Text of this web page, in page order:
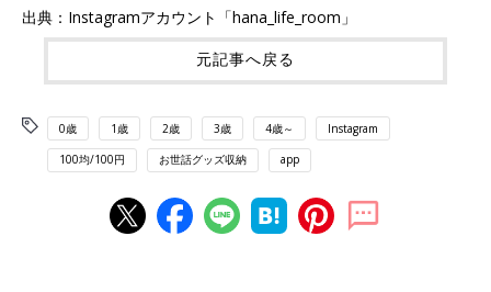
出典：Instagramアカウント「hana_life_room」
元記事へ戻る
0歳 1歳 2歳 3歳 4歳～ Instagram
100均/100円 お世話グッズ収納 app